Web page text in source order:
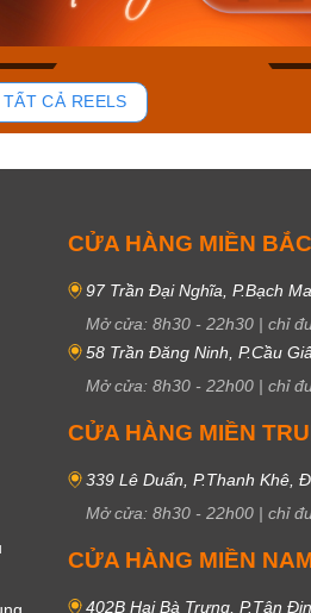
45
Mua
CẢ REELS
CỬA HÀNG MIỀN BẮC
97 Trần Đại Nghĩa, P.Bạch
Mở cửa: 8h30 - 22h30 | chỉ
58 Trần Đăng Ninh, P.Cầu
Mở cửa: 8h30 - 22h00 | chỉ
CỬA HÀNG MIỀN
339 Lê Duẩn, P.Thanh Khê,
Mở cửa: 8h30 - 22h00 | chỉ
CỬA HÀNG MIỀN
402B Hai Bà Trưng, P.Tân